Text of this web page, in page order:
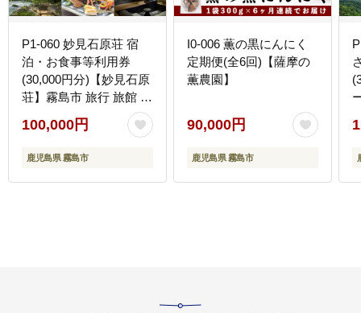
P1-060 妙見石原荘 宿
泊・お食事等利用券
(30,000円分)【妙見石原
荘】霧島市 旅行 旅館 チ
ケット 食事 温泉 旅行ク
ーポン 温泉旅館
100,000円
鹿児島県 霧島市
I0-006 薫の黒にんにく
定期便(全6回)【薩摩の
薫農園】
90,000円
鹿児島県 霧島市